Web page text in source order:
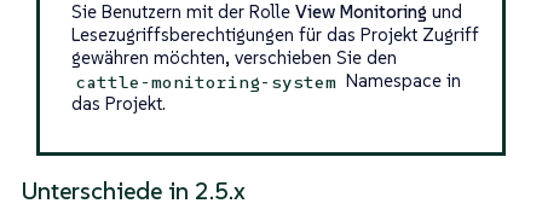
Sie Benutzern mit der Rolle View Monitoringund
Lesezugriffsberechtigungen für das Projekt Zugriff
gewähren möchten, verschieben Sie den
cattle-monitoring-system Namespace in
das Projekt.
Unterschiede in 2.5.x